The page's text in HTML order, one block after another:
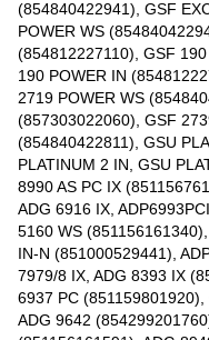
(854840422941), GSF
POWER WS
(854812227110), GSF
190 POWER IN
2719 POWER WS
(857303022060), GSF
(854840422811), GSU
PLATINUM 2 IN, GSU
8990 AS PC IX
ADG 6916 IX,
5160 WS
IN-N (851000529441),
7979/8 IX, ADG 8393 IX
6937 PC (851159801920),
ADG 9642